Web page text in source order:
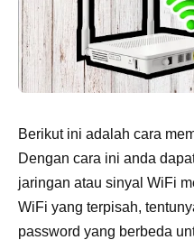
Berikut ini adalah cara
Dengan cara ini anda
jaringan atau sinyal WiFi
WiFi yang terpisah,
password yang berbeda